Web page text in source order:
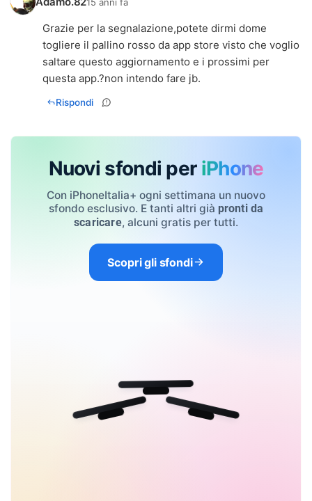
Grazie per la segnalazione,potete dirmi dome
togliere il pallino rosso da app store visto che voglio
saltare questo aggiornamento e i prossimi per
questa app.?non intendo fare jb.
Rispondi
Nuovi sfondi per iPhone
Con iPhoneItalia+ ogni settimana un nuovo
sfondo esclusivo. E tanti altri già pronti da
scaricare, alcuni gratis per tutti.
Scopri gli sfondi